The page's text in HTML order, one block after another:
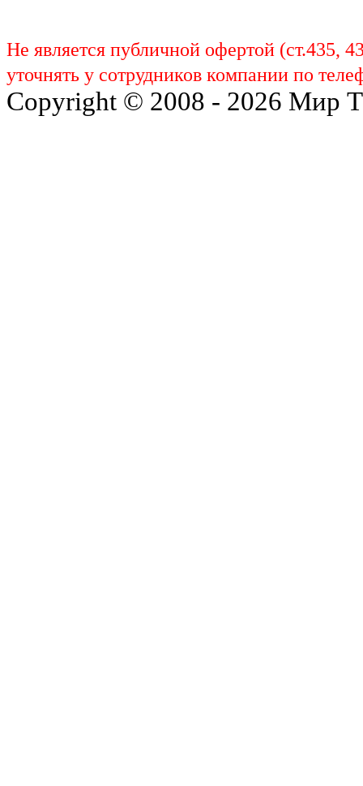
Не является публичной офертой (ст.435,
уточнять у сотрудников компании по
Copyright © 2008 - 2026 Мир